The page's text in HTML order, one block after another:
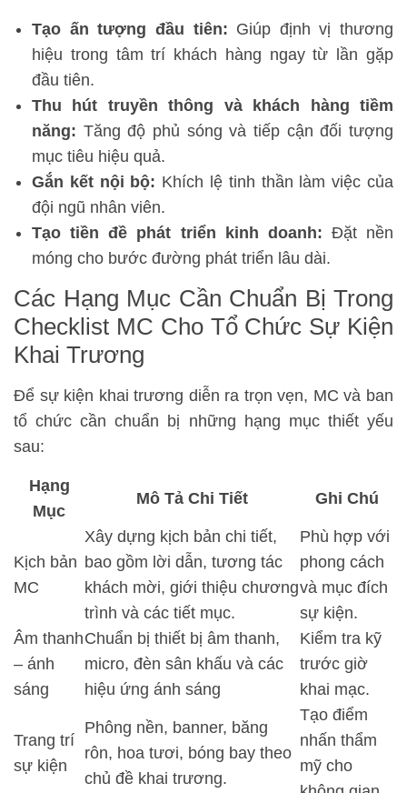
Tạo ấn tượng đầu tiên: Giúp định vị thương
hiệu trong tâm trí khách hàng ngay từ lần gặp
đầu tiên.
Thu hút truyền thông và khách hàng tiềm
năng: Tăng độ phủ sóng và tiếp cận đối tượng
mục tiêu hiệu quả.
Gắn kết nội bộ: Khích lệ tinh thần làm việc của
đội ngũ nhân viên.
Tạo tiền đề phát triển kinh doanh: Đặt nền
móng cho bước đường phát triển lâu dài.
Các Hạng Mục Cần Chuẩn Bị Trong
Checklist MC Cho Tổ Chức Sự Kiện
Khai Trương
Để sự kiện khai trương diễn ra trọn vẹn, MC và ban
tổ chức cần chuẩn bị những hạng mục thiết yếu
sau:
Hạng
Mục
Mô Tả Chi Tiết Ghi Chú
Kịch bản
MC
Xây dựng kịch bản chi tiết,
bao gồm lời dẫn, tương tác
khách mời, giới thiệu chương
trình và các tiết mục.
Phù hợp với
phong cách
và mục đích
sự kiện.
Âm thanh
– ánh
sáng
Chuẩn bị thiết bị âm thanh,
micro, đèn sân khấu và các
hiệu ứng ánh sáng
Kiểm tra kỹ
trước giờ
khai mạc.
Trang trí
sự kiện
Phông nền, banner, băng
rôn, hoa tươi, bóng bay theo
chủ đề khai trương.
Tạo điểm
nhấn thẩm
mỹ cho